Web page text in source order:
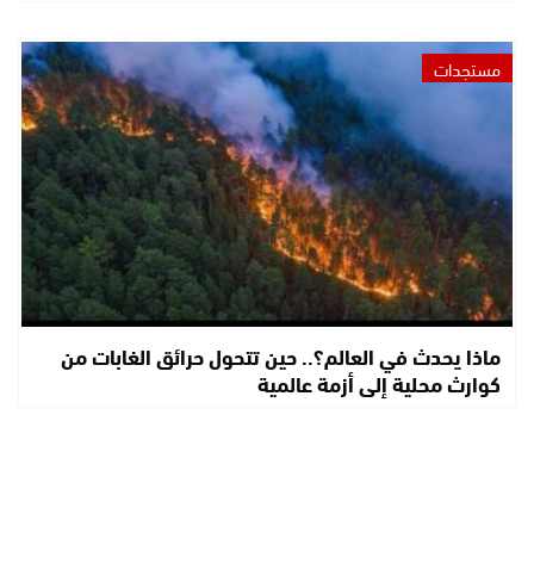
مستجدات
ماذا يحدث في العالم؟.. حين تتحول حرائق الغابات من
كوارث محلية إلى أزمة عالمية